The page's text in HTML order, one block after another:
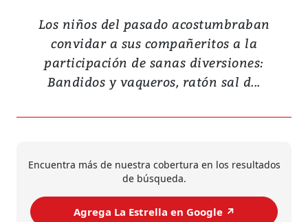
Los niños del pasado acostumbraban
convidar a sus compañeritos a la
participación de sanas diversiones:
Bandidos y vaqueros, ratón sal d...
Encuentra más de nuestra cobertura en los resultados
de búsqueda.
Agrega La Estrella en Google ↗️